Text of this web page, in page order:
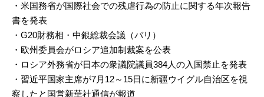
・米国務省が国際社会での残虐行為の防止に関する年次報告
書を発表
・G20財務相・中銀総裁会議（バリ）
・欧州委員会がロシア追加制裁案を公表
・ロシア外務省が日本の衆議院議員384人の入国禁止を発表
・習近平国家主席が7月12～15日に新疆ウイグル自治区を視
察したと国営新華社通信が報道